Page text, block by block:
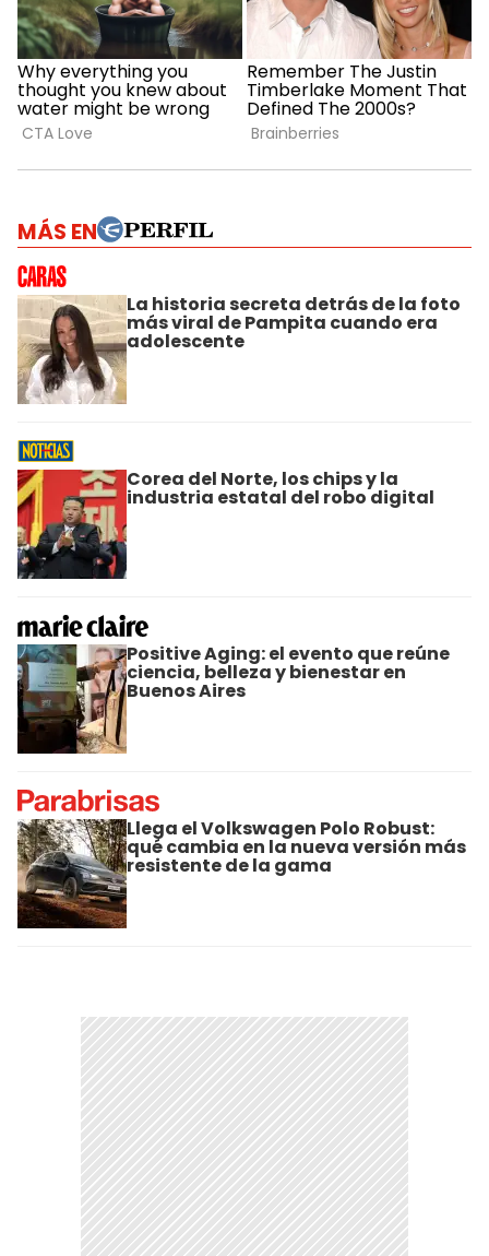
MÁS EN
La historia secreta detrás de la foto
más viral de Pampita cuando era
adolescente
Corea del Norte, los chips y la
industria estatal del robo digital
Positive Aging: el evento que reúne
ciencia, belleza y bienestar en
Buenos Aires
Llega el Volkswagen Polo Robust:
qué cambia en la nueva versión más
resistente de la gama